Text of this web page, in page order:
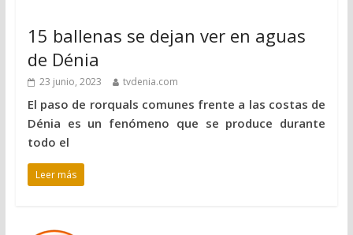
15 ballenas se dejan ver en aguas
de Dénia
23 junio, 2023 tvdenia.com
El paso de rorquals comunes frente a las costas de
Dénia es un fenómeno que se produce durante
todo el
Leer más